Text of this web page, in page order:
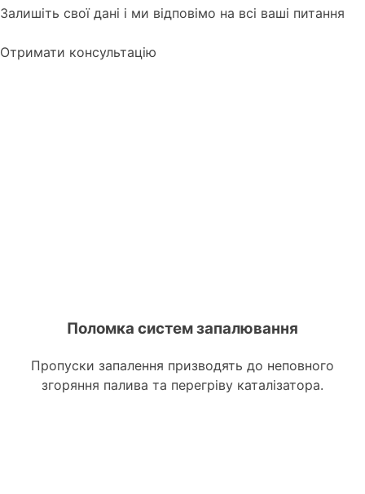
Залишіть свої дані і ми відповімо на всі ваші питання
Отримати консультацію
Поломка систем запалювання
Пропуски запалення призводять до неповного
згоряння палива та перегріву каталізатора.